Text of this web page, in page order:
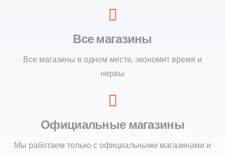
Все магазины
Все магазины в одном месте, экономит время и
нервы
Официальные магазины
Мы работаем только с официальными магазинами и